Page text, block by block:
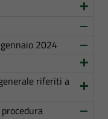
2024
riferiti a